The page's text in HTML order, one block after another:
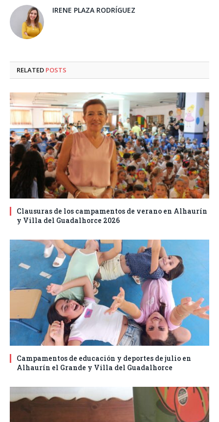
IRENE PLAZA RODRÍGUEZ
RELATED POSTS
Clausuras de los campamentos de verano en Alhaurín
y Villa del Guadalhorce 2026
Campamentos de educación y deportes de julio en
Alhaurín el Grande y Villa del Guadalhorce